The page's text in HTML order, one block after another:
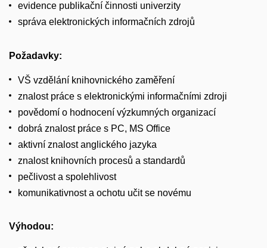
evidence publikační činnosti univerzity
správa elektronických informačních zdrojů
Požadavky:
VŠ vzdělání knihovnického zaměření
znalost práce s elektronickými informačními zdroji
povědomí o hodnocení výzkumných organizací
dobrá znalost práce s PC, MS Office
aktivní znalost anglického jazyka
znalost knihovních procesů a standardů
pečlivost a spolehlivost
komunikativnost a ochotu učit se novému
Výhodou: